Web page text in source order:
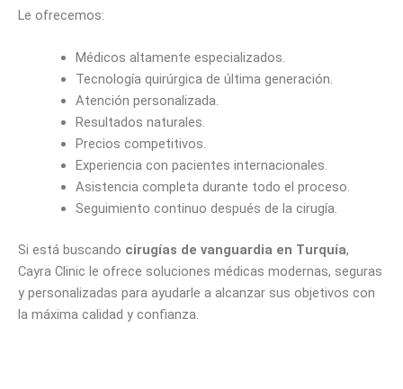
Le ofrecemos:
Médicos altamente especializados.
Tecnología quirúrgica de última generación.
Atención personalizada.
Resultados naturales.
Precios competitivos.
Experiencia con pacientes internacionales.
Asistencia completa durante todo el proceso.
Seguimiento continuo después de la cirugía.
Si está buscando cirugías de vanguardia en Turquía,
Cayra Clinic le ofrece soluciones médicas modernas, seguras
y personalizadas para ayudarle a alcanzar sus objetivos con
la máxima calidad y confianza.